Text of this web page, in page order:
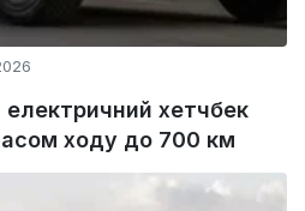
хетчбек
ходу до 700 км